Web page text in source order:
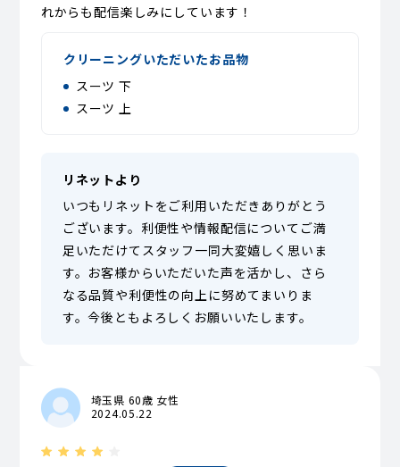
れからも配信楽しみにしています！
クリーニングいただいたお品物
スーツ 下
スーツ 上
リネットより
いつもリネットをご利用いただきありがとう
ございます。利便性や情報配信についてご満
足いただけてスタッフ一同大変嬉しく思いま
す。お客様からいただいた声を活かし、さら
なる品質や利便性の向上に努めてまいりま
す。今後ともよろしくお願いいたします。
埼玉県 60歳 女性
2024.05.22